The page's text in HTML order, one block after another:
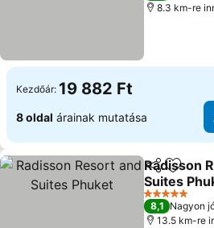
8.3 km-re
Kezdőár: 19 882 Ft
8 oldal árainak mutatása
Megosztás
Radisson
Suites
Árak
5 Kategória
8,1 Nagyon
13.5 km-re